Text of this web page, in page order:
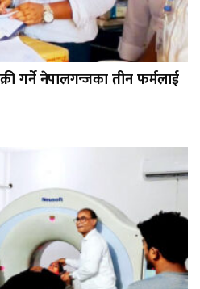
गर्ने नेपालगन्जका तीन फर्मलाई